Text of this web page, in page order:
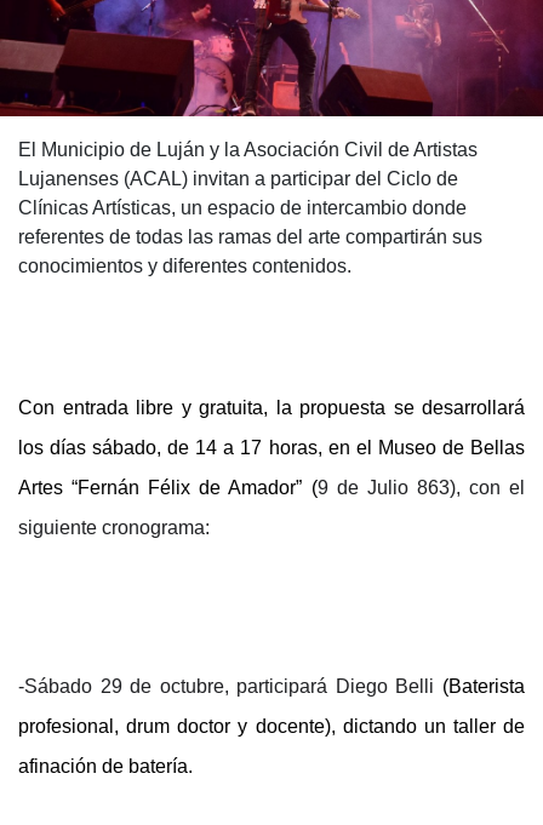
El Municipio de Luján y la Asociación Civil de Artistas
Lujanenses (ACAL) invitan a participar del Ciclo de
Clínicas Artísticas, un espacio de intercambio donde
referentes de todas las ramas del arte compartirán sus
conocimientos y diferentes contenidos.
Con entrada libre y gratuita, la propuesta se desarrollará
los días sábado, de 14 a 17 horas, en el Museo de Bellas
Artes “Fernán Félix de Amador” (9 de Julio 863), con el
siguiente cronograma:
-Sábado 29 de octubre, participará Diego Belli (Baterista
profesional, drum doctor y docente), dictando un taller de
afinación de batería.